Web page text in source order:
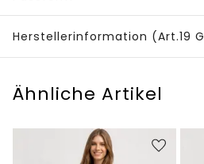
Herstellerinformation (Art.19
Ähnliche Artikel